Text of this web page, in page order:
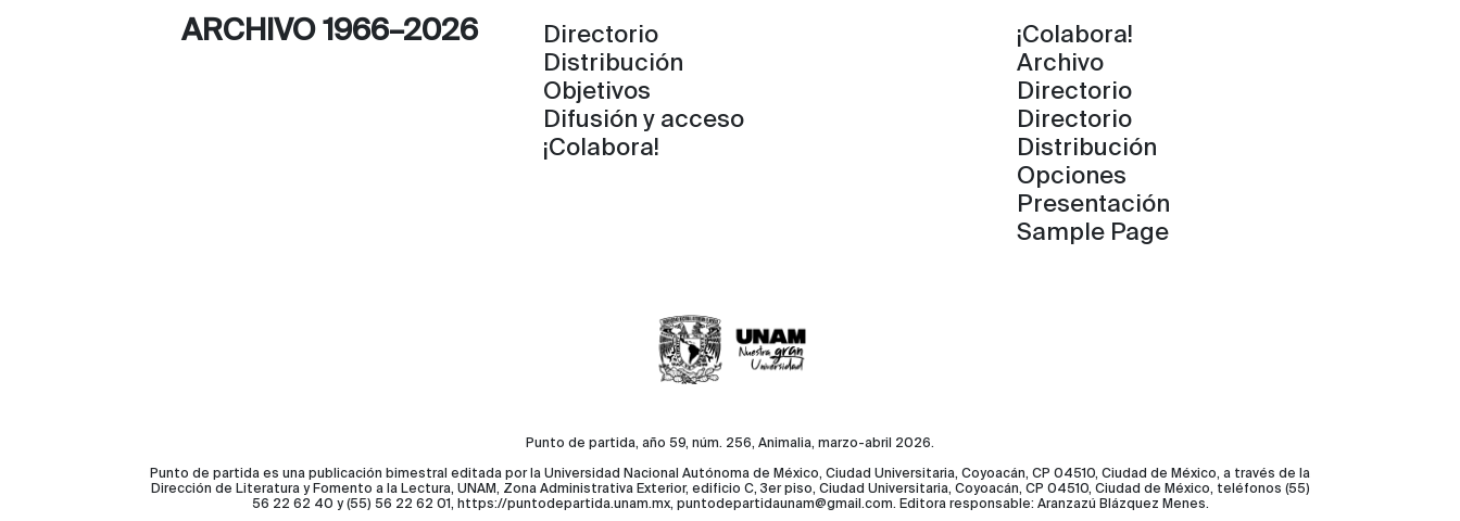
ARCHIVO 1966–2026
Directorio
Distribución
Objetivos
Difusión y acceso
¡Colabora!
¡Colabora!
Archivo
Directorio
Directorio
Distribución
Opciones
Presentación
Sample Page
Punto de partida, año 59, núm. 256, Animalia, marzo-abril 2026.
Punto de partida es una publicación bimestral editada por la Universidad Nacional Autónoma de México, Ciudad Universitaria, Coyoacán, CP 04510, Ciudad de México, a través de la
Dirección de Literatura y Fomento a la Lectura, UNAM, Zona Administrativa Exterior, edificio C, 3er piso, Ciudad Universitaria, Coyoacán, CP 04510, Ciudad de México, teléfonos (55)
56 22 62 40 y (55) 56 22 62 01, https://puntodepartida.unam.mx, puntodepartidaunam@gmail.com. Editora responsable: Aranzazú Blázquez Menes.